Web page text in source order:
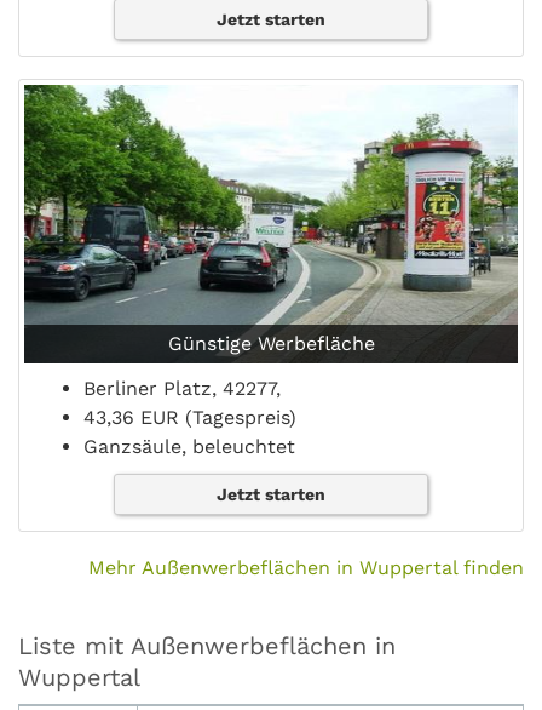
Jetzt starten
Günstige Werbefläche
Berliner Platz, 42277,
43,36 EUR (Tagespreis)
Ganzsäule, beleuchtet
Jetzt starten
Mehr Außenwerbeflächen in Wuppertal finden
Liste mit Außenwerbeflächen in
Wuppertal